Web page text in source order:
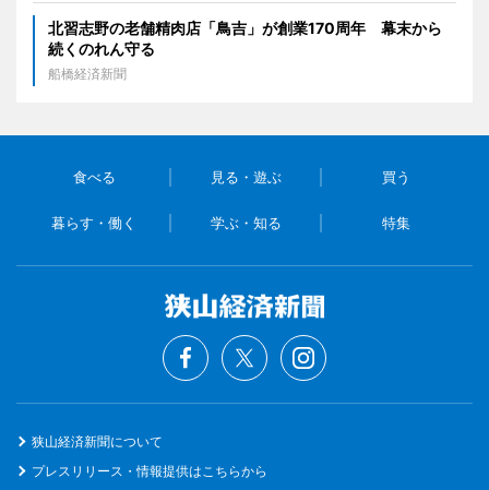
北習志野の老舗精肉店「鳥吉」が創業170周年 幕末から
続くのれん守る
船橋経済新聞
食べる 見る・遊ぶ 買う
暮らす・働く 学ぶ・知る 特集
狭山経済新聞について
プレスリリース・情報提供はこちらから